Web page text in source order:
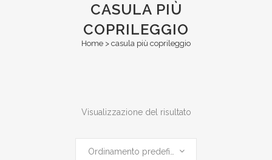
CASULA PIÙ
COPRILEGGIO
Home > casula più coprileggio
Visualizzazione del risultato